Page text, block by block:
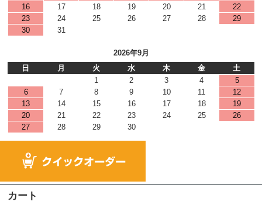
16
17 18 19 20 21
22
23
24 25 26 27 28
29
30
31
2026年9月
日
月 火 水 木 金
土
1
2 3 4
5
6
7 8 9 10 11
12
13
14 15 16 17 18
19
20
21 22 23 24 25
26
27
28 29 30
カート